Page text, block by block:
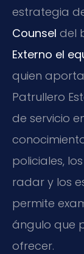
estrategia
Counsel del
Externo el
quien
Patrullero
de servicio
policiales,
radar y los
permite
ángulo que
ofrecer.